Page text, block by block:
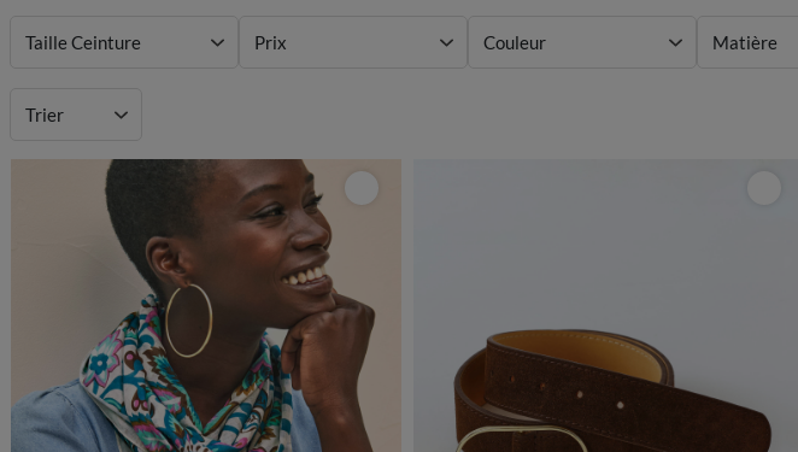
Taille Ceinture Prix Couleur Matière
Trier